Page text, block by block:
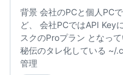
背景 会社のPCと個人PC
ど、 会社PCではAPI Key
スクのProプラン となっ
秘伝のタレ化している ~/
管理